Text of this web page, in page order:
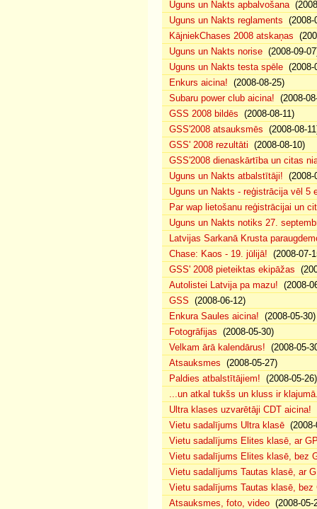
Uguns un Nakts apbalvošana
Uguns un Nakts reglaments (2008-
KājniekChases 2008 atskaņas
Uguns un Nakts norise(2008-09-
Uguns un Nakts testa spēle(2008-
Enkurs aicina! (2008-08-25)
Subaru power club aicina! (2008-
GSS 2008 bildēs (2008-08-11)
GSS'2008 atsauksmēs (2008-08-
GSS' 2008 rezultāti (2008-08-10)
GSS'2008 dienaskārtība un citas
Uguns un Nakts atbalstītāji! (2008-
Uguns un Nakts - reģistrācija vēl 5
Par wap lietošanu reģistrācijai un
Uguns un Nakts notiks 27.
Latvijas Sarkanā Krusta
Chase: Kaos - 19. jūlijā! (2008-07-
GSS' 2008 pieteiktas ekipāžas
Autolistei Latvija pa mazu! (2008-
GSS (2008-06-12)
Enkura Saules aicina! (2008-05-30)
Fotogrāfijas (2008-05-30)
Velkam ārā kalendārus! (2008-05-
Atsauksmes (2008-05-27)
Paldies atbalstītājiem! (2008-05-26)
...un atkal tukšs un kluss ir
Ultra klases uzvarētāji CDT aicina!
Vietu sadalījums Ultra klasē(2008-
Vietu sadalījums Elites klasē, ar
Vietu sadalījums Elites klasē, bez
Vietu sadalījums Tautas klasē, ar
Vietu sadalījums Tautas klasē, bez
Atsauksmes, foto, video(2008-05-